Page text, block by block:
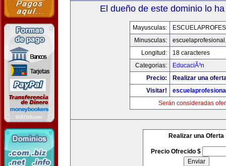
El dueño de este dominio lo
Mayusculas:
Minusculas:
Longitud:
18 caracteres
Categorias:
EducaciÃ³n
Precio:
Realizar una
Visitar!
Serán consideradas
Realizar una Oferta
Precio Ofrecido $